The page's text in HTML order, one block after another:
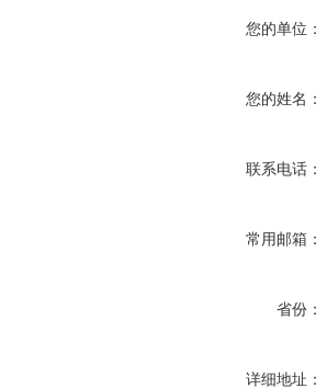
您的单位：
您的姓名：
联系电话：
常用邮箱：
省份：
详细地址：